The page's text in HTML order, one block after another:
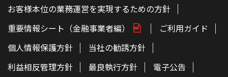
お客様本位の業務運営を実現するための方針
重要情報シート（金融事業者編）
ご利用ガイド
個人情報保護方針
当社の勧誘方針
利益相反管理方針
最良執行方針
電子公告